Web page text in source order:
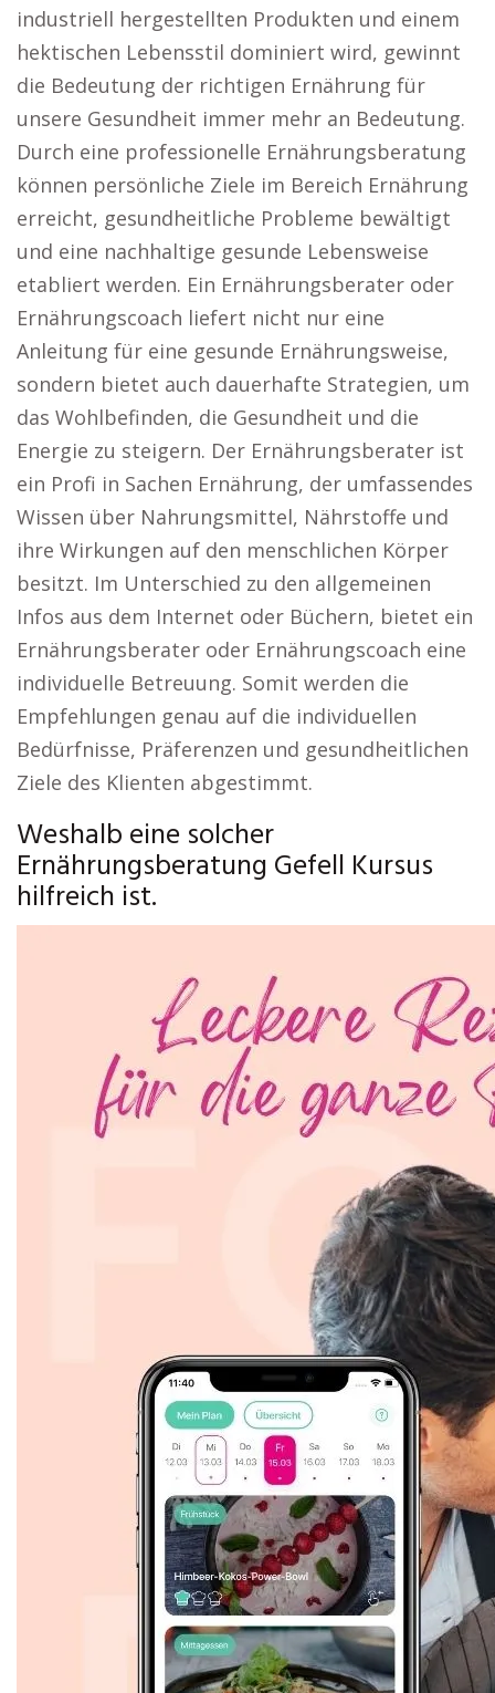
industriell hergestellten Produkten und einem
hektischen Lebensstil dominiert wird, gewinnt
die Bedeutung der richtigen Ernährung für
unsere Gesundheit immer mehr an Bedeutung.
Durch eine professionelle Ernährungsberatung
können persönliche Ziele im Bereich Ernährung
erreicht, gesundheitliche Probleme bewältigt
und eine nachhaltige gesunde Lebensweise
etabliert werden. Ein Ernährungsberater oder
Ernährungscoach liefert nicht nur eine
Anleitung für eine gesunde Ernährungsweise,
sondern bietet auch dauerhafte Strategien, um
das Wohlbefinden, die Gesundheit und die
Energie zu steigern. Der Ernährungsberater ist
ein Profi in Sachen Ernährung, der umfassendes
Wissen über Nahrungsmittel, Nährstoffe und
ihre Wirkungen auf den menschlichen Körper
besitzt. Im Unterschied zu den allgemeinen
Infos aus dem Internet oder Büchern, bietet ein
Ernährungsberater oder Ernährungscoach eine
individuelle Betreuung. Somit werden die
Empfehlungen genau auf die individuellen
Bedürfnisse, Präferenzen und gesundheitlichen
Ziele des Klienten abgestimmt.
Weshalb eine solcher
Ernährungsberatung Gefell Kursus
hilfreich ist.